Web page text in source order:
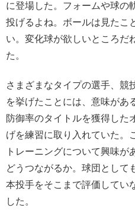
に登場した。フォームや球の
投げるよね。ボールは見たこ
い。変化球が欲しいところだ
た。
さまざまなタイプの選手、競
を挙げたことには、意味があ
防御率のタイトルを獲得した
げを練習に取り入れていた。
トレーニングについて興味
どうつながるか。球団として
本投手をそこまで評価してい
した。